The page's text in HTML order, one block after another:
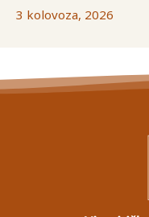
3 kolovoza, 2026